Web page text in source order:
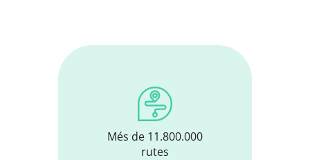
Més de 11.800.000
rutes